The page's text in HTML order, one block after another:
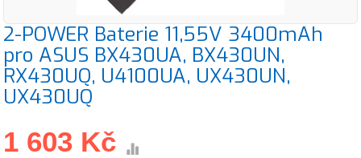
2-POWER Baterie 11,55V 3400mAh
pro ASUS BX430UA, BX430UN,
RX430UQ, U4100UA, UX430UN,
UX430UQ
1 603 Kč